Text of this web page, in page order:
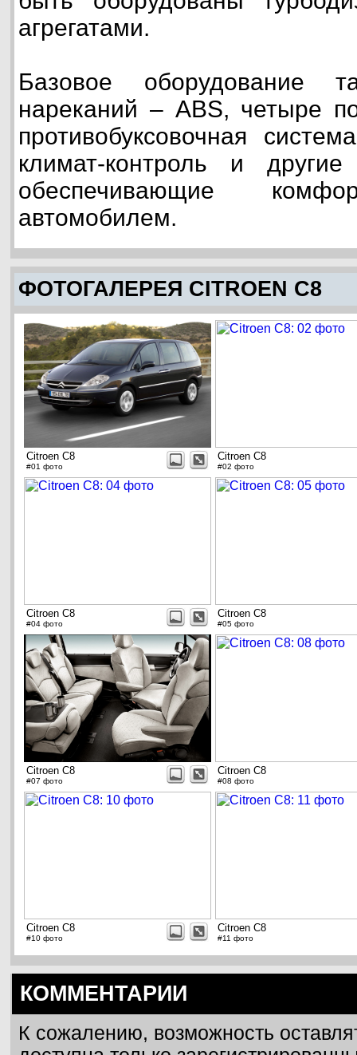
агрегатами.
Базовое оборудование
нареканий – ABS, четыре
противобуксовочная
климат-контроль и
обеспечивающие
автомобилем.
ФОТОГАЛЕРЕЯ CITROEN C8
Citroen C8
#01 фото
Citroen C8
#02 фото
Citroen C8
#04 фото
Citroen C8
#05 фото
Citroen C8
#07 фото
Citroen C8
#08 фото
Citroen C8
#10 фото
Citroen C8
#11 фото
КОММЕНТАРИИ
К сожалению, возможность